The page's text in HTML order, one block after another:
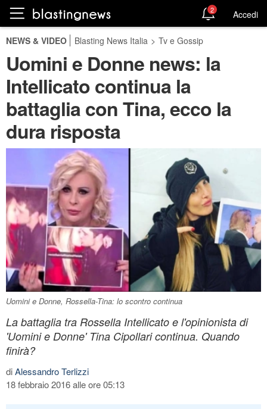
2 Accedi
NEWS & VIDEO Blasting News Italia > Tv e Gossip
Uomini e Donne news: la
Intellicato continua la
battaglia con Tina, ecco la
dura risposta
Uomini e Donne, Rossella-Tina: lo scontro continua
La battaglia tra Rossella Intellicato e l'opinionista di
'Uomini e Donne' Tina Cipollari continua. Quando
finirà?
diAlessandro Terlizzi
18 febbraio 2016 alle ore 05:13